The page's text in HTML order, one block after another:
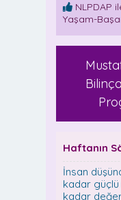
NLPDAP
Yaşam-
Haftanın
İnsan
kadar güçlü
kadar